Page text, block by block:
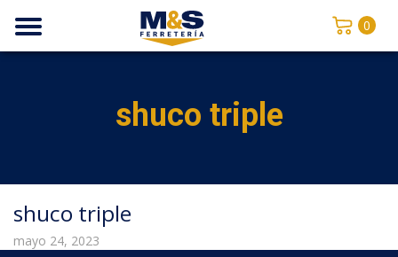
0
shuco triple
shuco triple
mayo 24, 2023